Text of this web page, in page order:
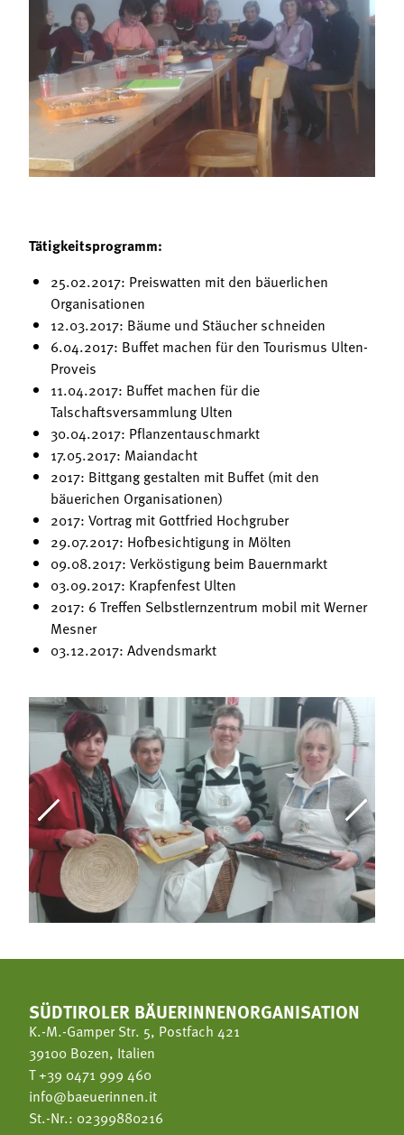
Mitgliedschaft
Landessekretariat
Bäuerliche Buffets
Hofgeschichten
Tätigkeitsprogramm:
25.02.2017: Preiswatten mit den bäuerlichen
Organisationen
12.03.2017: Bäume und Stäucher schneiden
6.04.2017: Buffet machen für den Tourismus Ulten-
Proveis
11.04.2017: Buffet machen für die
Talschaftsversammlung Ulten
30.04.2017: Pflanzentauschmarkt
17.05.2017: Maiandacht
2017: Bittgang gestalten mit Buffet (mit den
bäuerichen Organisationen)
2017: Vortrag mit Gottfried Hochgruber
29.07.2017: Hofbesichtigung in Mölten
09.08.2017: Verköstigung beim Bauernmarkt
03.09.2017: Krapfenfest Ulten
2017: 6 Treffen Selbstlernzentrum mobil mit Werner
Mesner
03.12.2017: Advendsmarkt
SÜDTIROLER BÄUERINNENORGANISATION
K.-M.-Gamper Str. 5, Postfach 421
39100 Bozen, Italien
T+39 0471 999 460
info@baeuerinnen.it
St.-Nr.: 02399880216